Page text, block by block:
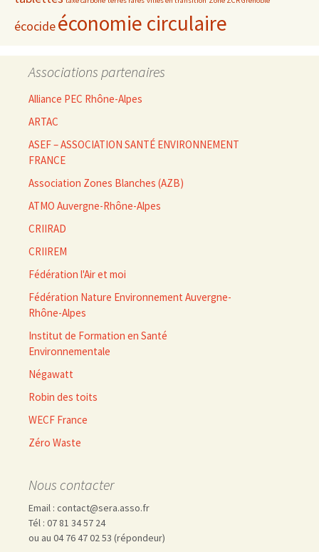
écocideéconomie circulaire
Associations partenaires
Alliance PEC Rhône-Alpes
ARTAC
ASEF – ASSOCIATION SANTÉ ENVIRONNEMENT
FRANCE
Association Zones Blanches (AZB)
ATMO Auvergne-Rhône-Alpes
CRIIRAD
CRIIREM
Fédération l'Air et moi
Fédération Nature Environnement Auvergne-
Rhône-Alpes
Institut de Formation en Santé
Environnementale
Négawatt
Robin des toits
WECF France
Zéro Waste
Nous contacter
Email : contact@sera.asso.fr
Tél : 07 81 34 57 24
ou au 04 76 47 02 53 (répondeur)